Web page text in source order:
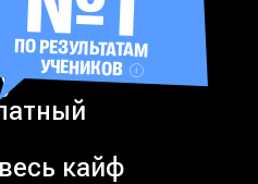
ПО РЕЗУЛЬТАТАМ
УЧЕНИКОВ
кайф